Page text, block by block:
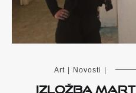
Art Novosti
Izložba